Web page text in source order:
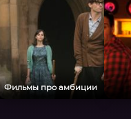
Фильмы про амбиции